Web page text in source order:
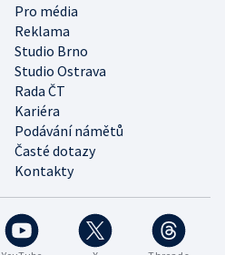
Pro média
Reklama
Studio Brno
Studio Ostrava
Rada ČT
Kariéra
Podávání námětů
Časté dotazy
Kontakty